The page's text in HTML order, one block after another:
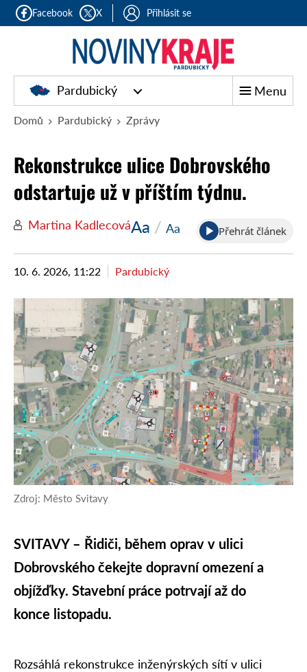
Facebook X Přihlásit se
Pardubický Menu
Domů Pardubický Zprávy
Rekonstrukce ulice Dobrovského
odstartuje už v příštím týdnu.
Martina KadlecováAa / Aa Přehrát článek
10. 6. 2026, 11:22 Pardubický
Zdroj: Město Svitavy
SVITAVY – Řidiči, během oprav v ulici
Dobrovského čekejte dopravní omezení a
objížďky. Stavební práce potrvají až do
konce listopadu.
Rozsáhlá rekonstrukce inženýrských sítí v ulici